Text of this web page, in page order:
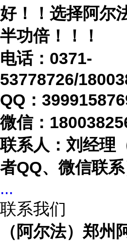
好！！选择阿尔
半功倍！！！
电话： 0371-
53778726/
QQ：
微信：
联系人：刘经理
者QQ、微信联系
...
联系我们
（阿尔法）郑州